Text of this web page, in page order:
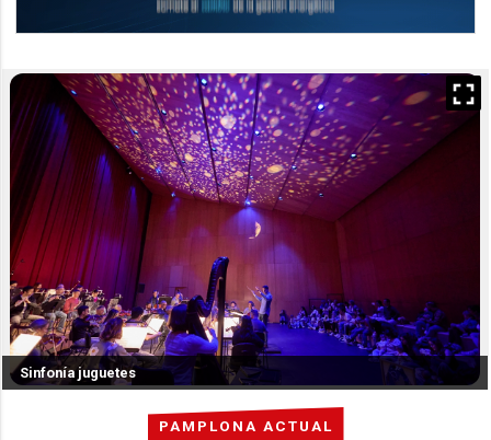
PAMPLONA ACTUAL
Sinfonía juguetes